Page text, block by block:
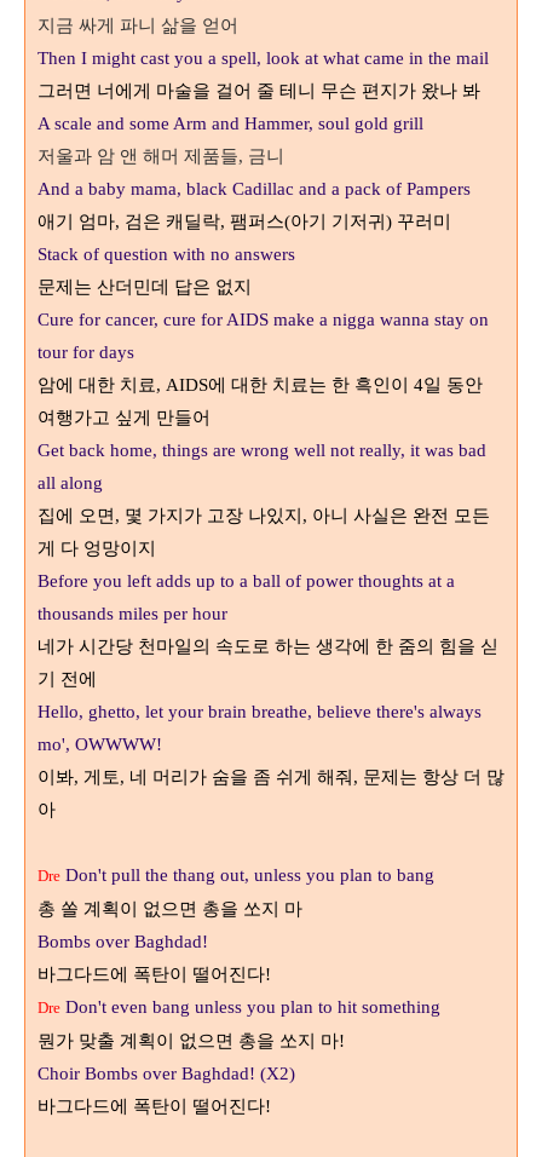
지금 싸게 파니 삶을 얻어
Then I might cast you a spell, look at what came in the mail
그러면 너에게 마술을 걸어 줄 테니 무슨 편지가 왔나 봐
A scale and some Arm and Hammer, soul gold grill
저울과 암 앤 해머 제품들, 금니
And a baby mama, black Cadillac and a pack of Pampers
애기 엄마, 검은 캐딜락, 팸퍼스(아기 기저귀) 꾸러미
Stack of question with no answers
문제는 산더민데 답은 없지
Cure for cancer, cure for AIDS make a nigga wanna stay on
tour for days
암에 대한 치료, AIDS에 대한 치료는 한 흑인이 4일 동안
여행가고 싶게 만들어
Get back home, things are wrong well not really, it was bad
all along
집에 오면, 몇 가지가 고장 나있지, 아니 사실은 완전 모든
게 다 엉망이지
Before you left adds up to a ball of power thoughts at a
thousands miles per hour
네가 시간당 천마일의 속도로 하는 생각에 한 줌의 힘을 싣
기 전에
Hello, ghetto, let your brain breathe, believe there's always
mo', OWWWW!
이봐, 게토, 네 머리가 숨을 좀 쉬게 해줘, 문제는 항상 더 많
아
Dre Don't pull the thang out, unless you plan to bang
총 쏠 계획이 없으면 총을 쏘지 마
Bombs over Baghdad!
바그다드에 폭탄이 떨어진다!
Dre Don't even bang unless you plan to hit something
뭔가 맞출 계획이 없으면 총을 쏘지 마!
Choir Bombs over Baghdad! (X2)
바그다드에 폭탄이 떨어진다!